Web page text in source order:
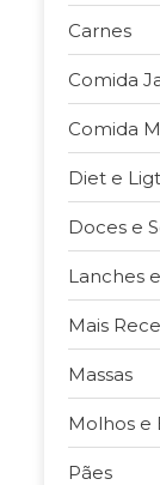
Carnes
Comida
Comida
Diet e
Doces e
Lanches
Mais
Massas
Molhos e
Pães